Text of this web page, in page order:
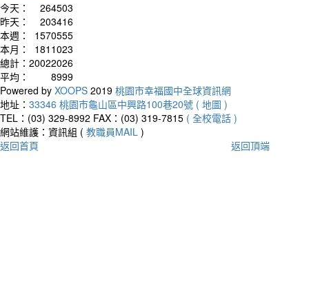
今天：
264503
昨天：
203416
本週：
1570555
本月：
1811023
總計： 20022026
平均：
8999
Powered by XOOPS 2019 桃園市幸福國中全球資訊網
地址： 33346 桃園市龜山區中興路100巷20號 ( 地圖 )
TEL：(03) 329-8992 FAX：(03) 319-7815 ( 全校電話 )
網站維護：資訊組 ( 教職員MAIL )
返回首頁
返回頂端